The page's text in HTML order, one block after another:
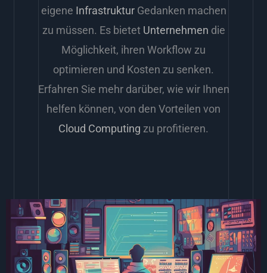
eigene InfrastrukturGedanken machen
zu müssen. Es bietet Unternehmen die
Möglichkeit, ihren Workflow zu
optimieren und Kosten zu senken.
Erfahren Sie mehr darüber, wie wir Ihnen
helfen können, von den Vorteilen von
Cloud Computing zu profitieren.